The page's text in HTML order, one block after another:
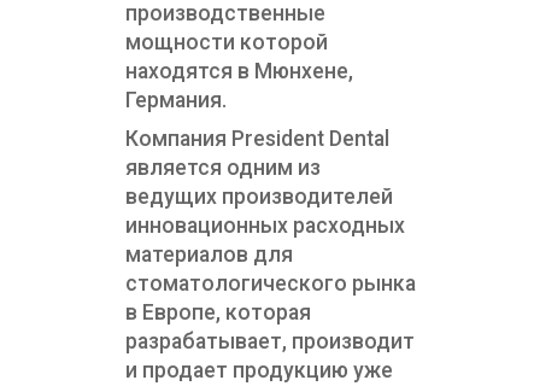
Dynamic Plus Standart Kit - микрогибридный
производственные
мощности которой
находятся в Мюнхене,
Германия.
Компания President Dental
является одним из
ведущих производителей
инновационных расходных
материалов для
стоматологического рынка
в Европе, которая
разрабатывает, производит
и продает продукцию уже